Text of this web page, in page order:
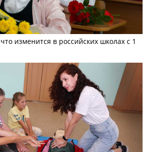
изменится в российских школах с 1